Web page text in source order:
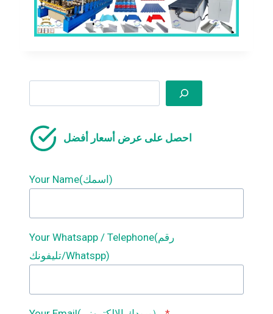
احصل على عرض أسعار أفضل
Your Name(اسمك)
Your Whatsapp / Telephone(رقم
تليفونك/Whatspp)